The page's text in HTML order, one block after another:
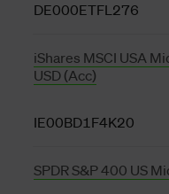
DE000ETFL276
iShares MSCI USA
USD (Acc)
IE00BD1F4K20
SPDR S&P 400 US